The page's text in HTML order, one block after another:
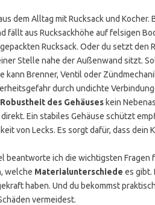
dem Alltag mit Rucksack und
fällt aus Rucksackhöhe auf felsigen
Rucksack. Oder du setzt den
Stelle nahe der Außenwand sitzt.
kann Brenner, Ventil oder
durch undichte
Robustheit des Gehäuseskein
Ein stabiles Gehäuse schützt
von Lecks. Es sorgt dafür, dass
beantworte ich die wichtigsten Fragen
welche Materialunterschiede es gibt.
haben. Und du bekommst
vermeidest.